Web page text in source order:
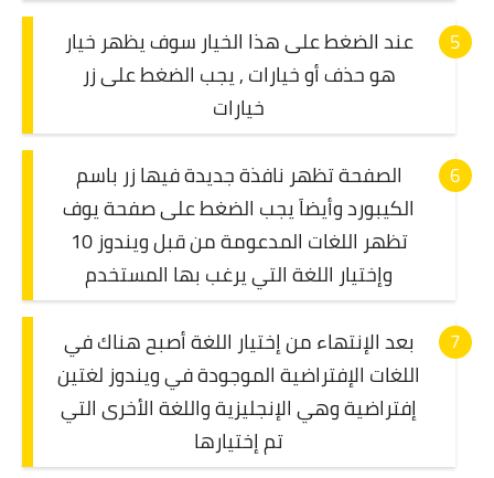
عند الضغط على هذا الخيار سوف يظهر خيار
هو حذف أو خيارات , يجب الضغط على زر
خيارات
الصفحة تظهر نافذة جديدة فيها زر باسم
الكيبورد وأيضاَ يجب الضغط على صفحة يوف
تظهر اللغات المدعومة من قبل ويندوز 10
وإختيار اللغة التي يرغب بها المستخدم
بعد الإنتهاء من إختيار اللغة أصبح هناك في
اللغات الإفتراضية الموجودة في ويندوز لغتين
إفتراضية وهي الإنجليزية واللغة الأخرى التي
تم إختيارها